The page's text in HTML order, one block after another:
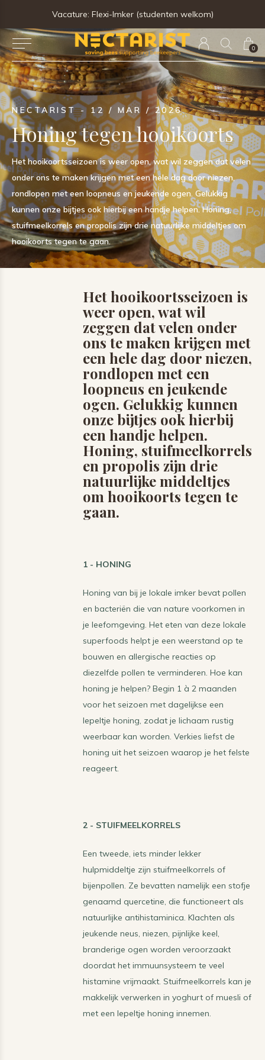
0
NECTARIST - 12 / MAR / 2026
Honing tegen hooikoorts
Het hooikoortsseizoen is weer open, wat wil zeggen dat velen
onder ons te maken krijgen met een hele dag door niezen,
rondlopen met een loopneus en jeukende ogen. Gelukkig
kunnen onze bijtjes ook hierbij een handje helpen. Honing,
stuifmeelkorrels en propolis zijn drie natuurlijke middeltjes om
hooikoorts tegen te gaan.
Het hooikoortsseizoen is
weer open, wat wil
zeggen dat velen onder
ons te maken krijgen met
een hele dag door niezen,
rondlopen met een
loopneus en jeukende
ogen. Gelukkig kunnen
onze bijtjes ook hierbij
een handje helpen.
Honing, stuifmeelkorrels
en propolis zijn drie
natuurlijke middeltjes
om hooikoorts tegen te
gaan.
1 - HONING
Honing van bij je lokale imker bevat pollen
en bacteriën die van nature voorkomen in
je leefomgeving. Het eten van deze lokale
superfoods helpt je een weerstand op te
bouwen en allergische reacties op
diezelfde pollen te verminderen. Hoe kan
honing je helpen? Begin 1 à 2 maanden
voor het seizoen met dagelijkse een
lepeltje honing, zodat je lichaam rustig
weerbaar kan worden. Verkies liefst de
honing uit het seizoen waarop je het felste
reageert.
2 - STUIFMEELKORRELS
Een tweede, iets minder lekker
hulpmiddeltje zijn stuifmeelkorrels of
bijenpollen. Ze bevatten namelijk een stofje
genaamd quercetine, die functioneert als
natuurlijke antihistaminica. Klachten als
jeukende neus, niezen, pijnlijke keel,
branderige ogen worden veroorzaakt
doordat het immuunsysteem te veel
histamine vrijmaakt. Stuifmeelkorrels kan je
makkelijk verwerken in yoghurt of muesli of
met een lepeltje honing innemen.